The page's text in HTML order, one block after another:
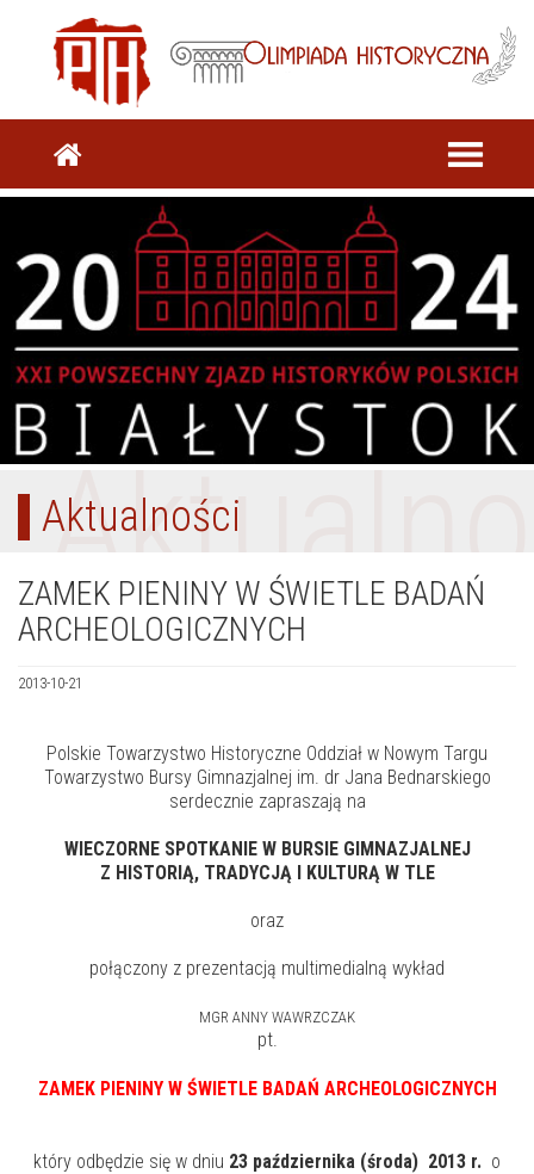
Aktualności
ZAMEK PIENINY W ŚWIETLE BADAŃ
ARCHEOLOGICZNYCH
2013-10-21
Polskie Towarzystwo Historyczne Oddział w Nowym Targu
Towarzystwo Bursy Gimnazjalnej im. dr Jana Bednarskiego
serdecznie zapraszają na
WIECZORNE SPOTKANIE W BURSIE GIMNAZJALNEJ
Z HISTORIĄ, TRADYCJĄ I KULTURĄ W TLE
oraz
połączony z prezentacją multimedialną wykład
MGR ANNY WAWRZCZAK
pt.
ZAMEK PIENINY W ŚWIETLE BADAŃ ARCHEOLOGICZNYCH
który odbędzie się w dniu 23 października (środa) 2013 r. o